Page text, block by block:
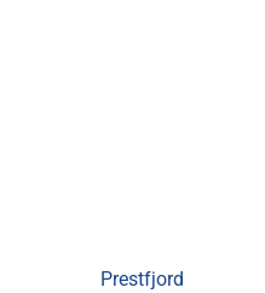
Prestfjord